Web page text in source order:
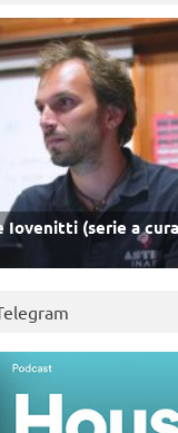
Iovenitti (serie a